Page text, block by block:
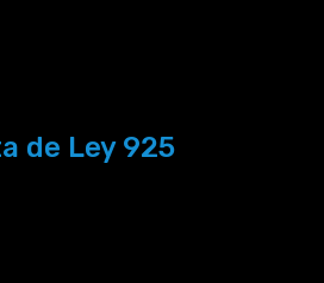
de Ley 925